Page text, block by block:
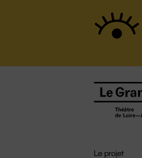
Le projet